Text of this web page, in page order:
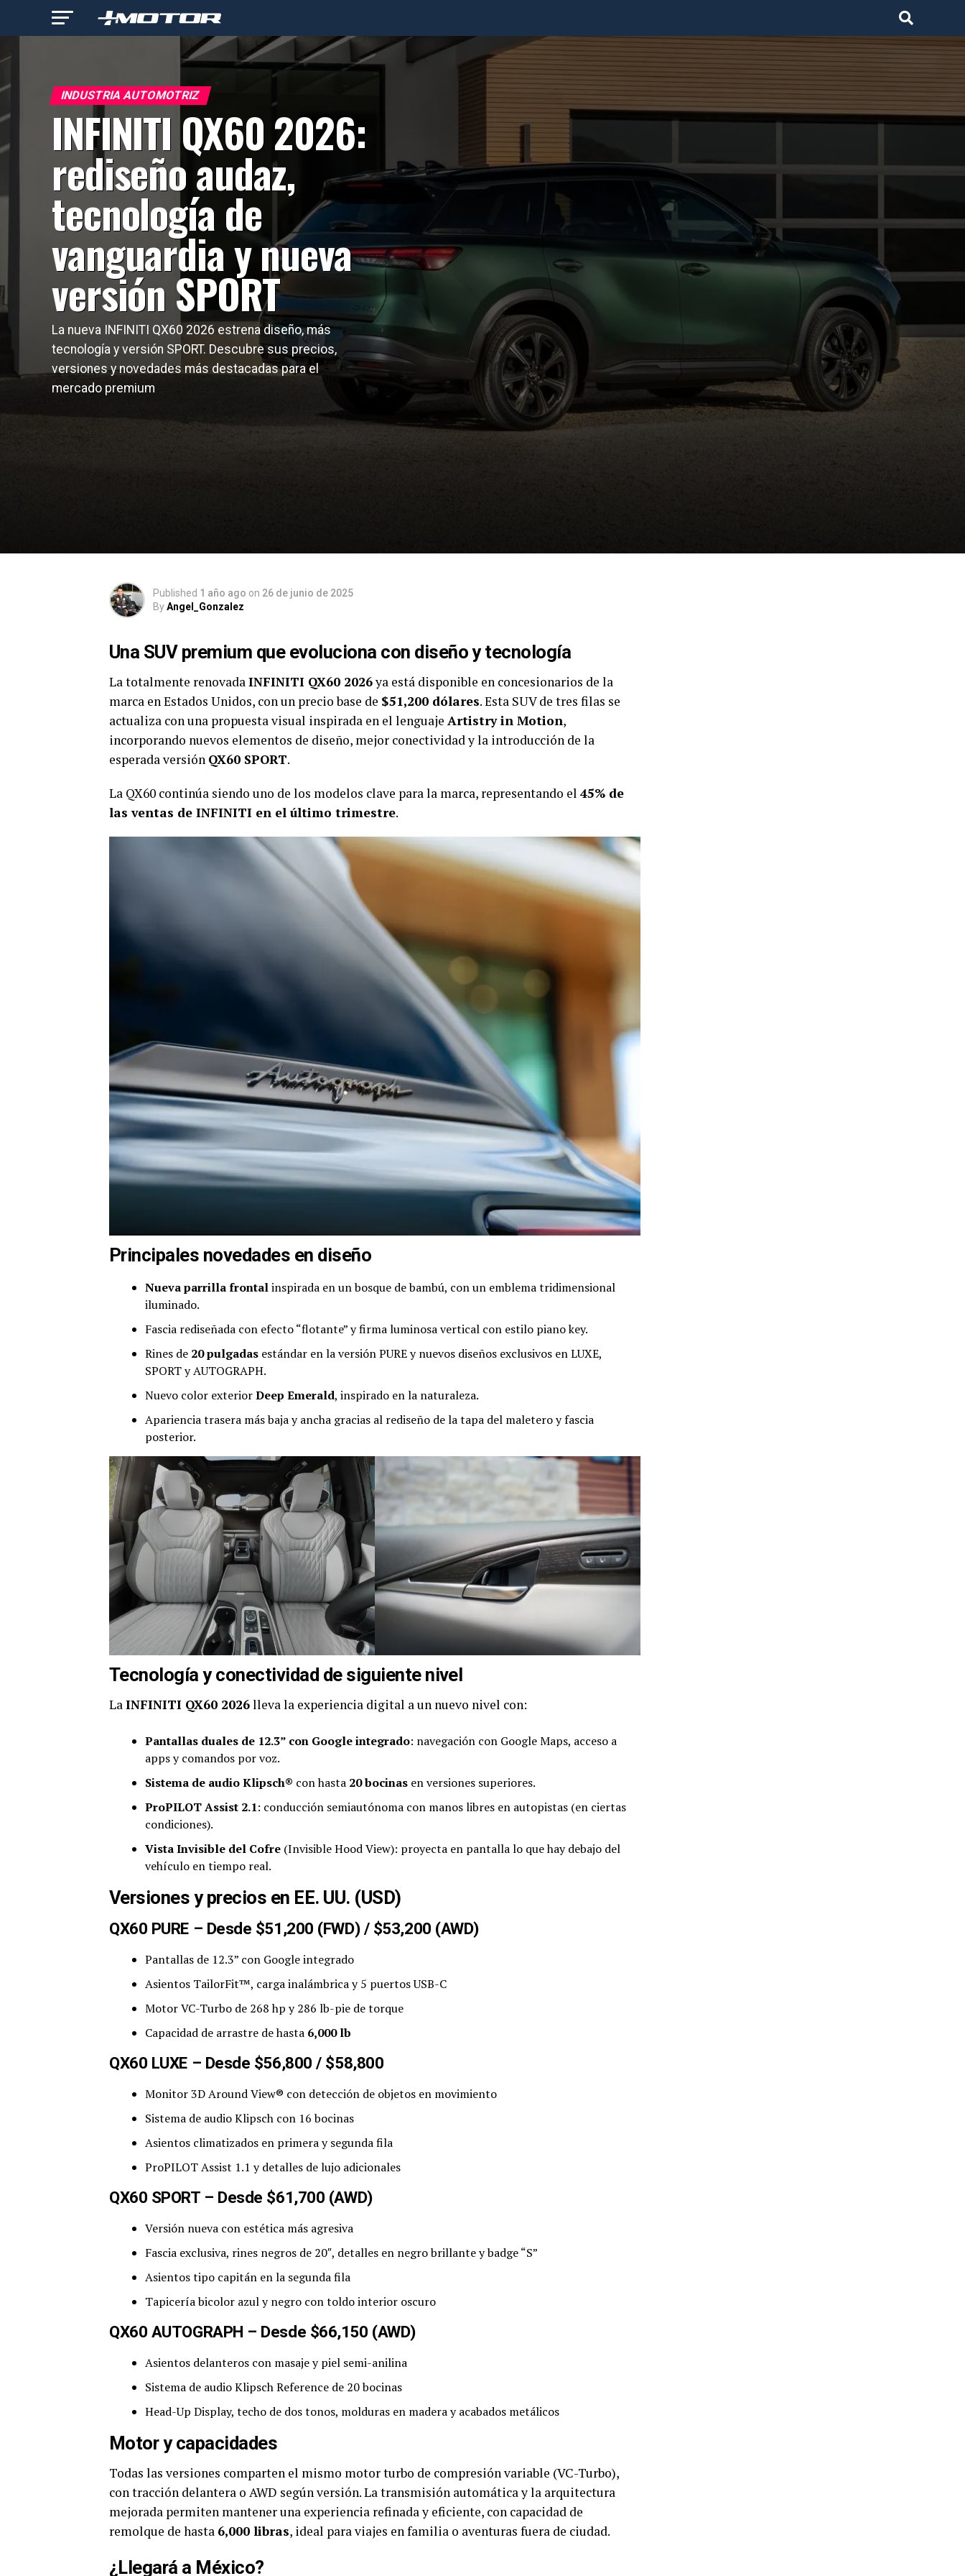
INDUSTRIA AUTOMOTRIZ
INFINITI QX60 2026:
rediseño audaz,
tecnología de
vanguardia y nueva
versión SPORT
La nueva INFINITI QX60 2026 estrena diseño, más
tecnología y versión SPORT. Descubre sus precios,
versiones y novedades más destacadas para el
mercado premium
Published 1 año ago on 26 de junio de 2025
ByAngel_Gonzalez
Una SUV premium que evoluciona con diseño y tecnología
La totalmente renovadaINFINITI QX60 2026ya está disponible en concesionarios de la
marca en Estados Unidos, con un precio base de $51,200 dólares. Esta SUV de tres filas se
actualiza con una propuesta visual inspirada en el lenguaje Artistry in Motion,
incorporando nuevos elementos de diseño, mejor conectividad y la introducción de la
esperada versión QX60 SPORT.
La QX60 continúa siendo uno de los modelos clave para la marca, representando el 45% de
las ventas de INFINITI en el último trimestre.
Principales novedades en diseño
Nueva parrilla frontalinspirada en un bosque de bambú, con un emblema tridimensional
iluminado.
Fascia rediseñada con efecto “flotante” y firma luminosa vertical con estilo piano key.
Rines de 20 pulgadas estándar en la versión PURE y nuevos diseños exclusivos en LUXE,
SPORT y AUTOGRAPH.
Nuevo color exteriorDeep Emerald, inspirado en la naturaleza.
Apariencia trasera más baja y ancha gracias al rediseño de la tapa del maletero y fascia
posterior.
Tecnología y conectividad de siguiente nivel
LaINFINITI QX60 2026lleva la experiencia digital a un nuevo nivel con:
Pantallas duales de 12.3” con Google integrado: navegación con Google Maps, acceso a
apps y comandos por voz.
Sistema de audio Klipsch® con hasta 20 bocinas en versiones superiores.
ProPILOT Assist 2.1: conducción semiautónoma con manos libres en autopistas (en ciertas
condiciones).
Vista Invisible del Cofre (Invisible Hood View): proyecta en pantalla lo que hay debajo del
vehículo en tiempo real.
Versiones y precios en EE. UU. (USD)
QX60 PURE – Desde $51,200 (FWD) / $53,200 (AWD)
Pantallas de 12.3” con Google integrado
Asientos TailorFit™, carga inalámbrica y 5 puertos USB-C
Motor VC-Turbo de 268 hp y 286 lb-pie de torque
Capacidad de arrastre de hasta 6,000 lb
QX60 LUXE – Desde $56,800 / $58,800
Monitor 3D Around View® con detección de objetos en movimiento
Sistema de audio Klipsch con 16 bocinas
Asientos climatizados en primera y segunda fila
ProPILOT Assist 1.1 y detalles de lujo adicionales
QX60 SPORT – Desde $61,700 (AWD)
Versión nueva con estética más agresiva
Fascia exclusiva, rines negros de 20″, detalles en negro brillante y badge “S”
Asientos tipo capitán en la segunda fila
Tapicería bicolor azul y negro con toldo interior oscuro
QX60 AUTOGRAPH – Desde $66,150 (AWD)
Asientos delanteros con masaje y piel semi-anilina
Sistema de audio Klipsch Reference de 20 bocinas
Head-Up Display, techo de dos tonos, molduras en madera y acabados metálicos
Motor y capacidades
Todas las versiones comparten el mismo motor turbo de compresión variable (VC-Turbo),
con tracción delantera o AWD según versión. La transmisión automática y la arquitectura
mejorada permiten mantener una experiencia refinada y eficiente, con capacidad de
remolque de hasta 6,000 libras, ideal para viajes en familia o aventuras fuera de ciudad.
¿Llegará a México?